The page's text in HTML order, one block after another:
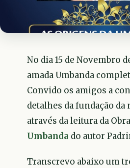
No dia 15 de Novembro
amada Umbanda
Convido os amigos a
detalhes da fundação
através da leitura da Obra
Umbanda do autor
Transcrevo abaixo um